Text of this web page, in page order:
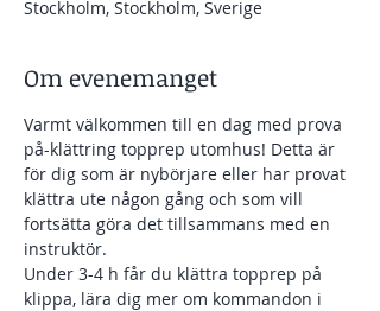
Stockholm, Stockholm, Sverige
Om evenemanget
Varmt välkommen till en dag med prova
på-klättring topprep utomhus! Detta är
för dig som är nybörjare eller har provat
klättra ute någon gång och som vill
fortsätta göra det tillsammans med en
instruktör.
Under 3-4 h får du klättra topprep på
klippa, lära dig mer om kommandon i